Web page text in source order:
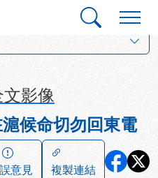
影像
候命切勿回東電
意見
複製連結